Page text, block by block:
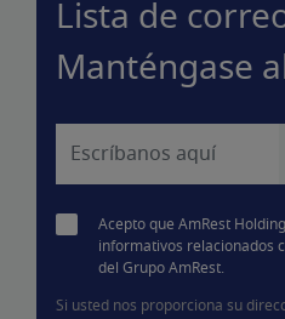
Lista de
Manténgase
Acepto que AmRest
informativos relacionados
del Grupo AmRest.
Si usted nos proporciona su